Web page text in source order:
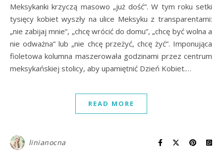
Meksykanki krzyczą masowo „już dość”. W tym roku setki
tysięcy kobiet wyszły na ulice Meksyku z transparentami:
„nie zabijaj mnie”, „chcę wrócić do domu”, „chcę być wolna a
nie odważna” lub „nie chcę przeżyć, chcę żyć”. Imponująca
fioletowa kolumna maszerowała godzinami przez centrum
meksykańskiej stolicy, aby upamiętnić Dzień Kobiet.…
READ MORE
linianocna